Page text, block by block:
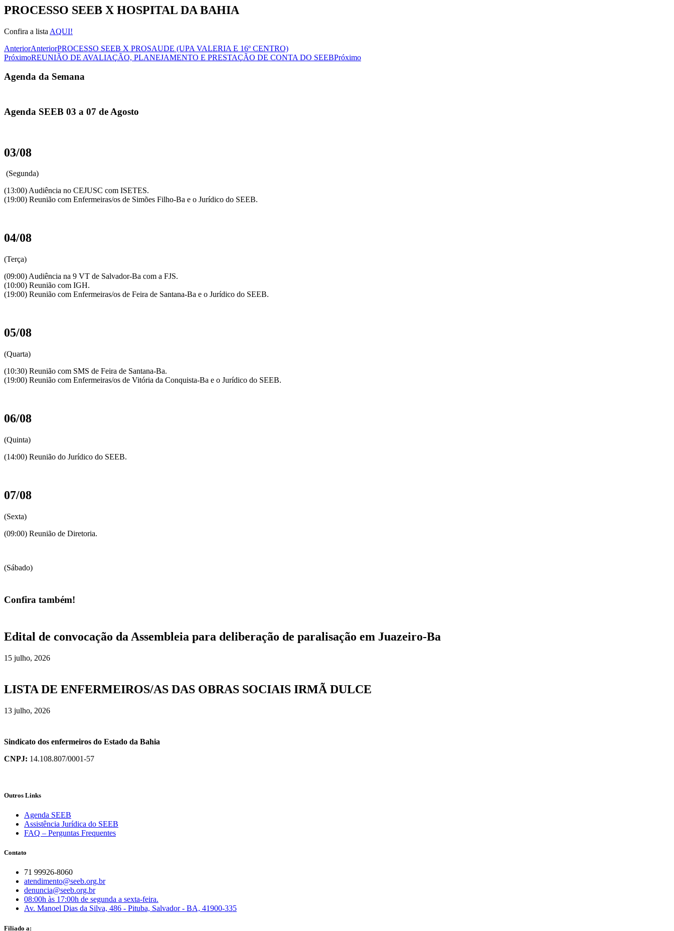
PROCESSO SEEB X HOSPITAL DA BAHIA
Confira a lista AQUI!
AnteriorAnteriorPROCESSO SEEB X PROSAUDE (UPA VALERIA E 16º CENTRO)
PróximoREUNIÃO DE AVALIAÇÃO, PLANEJAMENTO E PRESTAÇÃO DE CONTA DO SEEBPróximo
Agenda da Semana
Agenda SEEB 03 a 07 de Agosto
03/08
(Segunda)
(13:00) Audiência no CEJUSC com ISETES.
(19:00) Reunião com Enfermeiras/os de Simões Filho-Ba e o Jurídico do SEEB.
04/08
(Terça)
(09:00) Audiência na 9 VT de Salvador-Ba com a FJS.
(10:00) Reunião com IGH.
(19:00) Reunião com Enfermeiras/os de Feira de Santana-Ba e o Jurídico do SEEB.
05/08
(Quarta)
(10:30) Reunião com SMS de Feira de Santana-Ba.
(19:00) Reunião com Enfermeiras/os de Vitória da Conquista-Ba e o Jurídico do SEEB.
06/08
(Quinta)
(14:00) Reunião do Jurídico do SEEB.
07/08
(Sexta)
(09:00) Reunião de Diretoria.
(Sábado)
Confira também!
Edital de convocação da Assembleia para deliberação de paralisação em Juazeiro-Ba
15 julho, 2026
LISTA DE ENFERMEIROS/AS DAS OBRAS SOCIAIS IRMÃ DULCE
13 julho, 2026
Sindicato dos enfermeiros do Estado da Bahia
CNPJ: 14.108.807/0001-57
Outros Links
Agenda SEEB
Assistência Jurídica do SEEB
FAQ – Perguntas Frequentes
Contato
71 99926-8060
atendimento@seeb.org.br
denuncia@seeb.org.br
08:00h às 17:00h de segunda a sexta-feira.
Av. Manoel Dias da Silva, 486 - Pituba, Salvador - BA, 41900-335
Filiado a: